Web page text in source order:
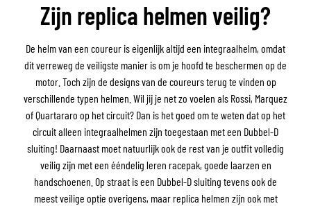
Zijn replica helmen veilig?
De helm van een coureur is eigenlijk altijd een integraalhelm, omdat
dit verreweg de veiligste manier is om je hoofd te beschermen op de
motor. Toch zijn de designs van de coureurs terug te vinden op
verschillende typen helmen. Wil jij je net zo voelen als Rossi, Marquez
of Quartararo op het circuit? Dan is het goed om te weten dat op het
circuit alleen integraalhelmen zijn toegestaan met een Dubbel-D
sluiting! Daarnaast moet natuurlijk ook de rest van je outfit volledig
veilig zijn met een ééndelig leren racepak, goede laarzen en
handschoenen. Op straat is een Dubbel-D sluiting tevens ook de
meest veilige optie overigens, maar replica helmen zijn ook met